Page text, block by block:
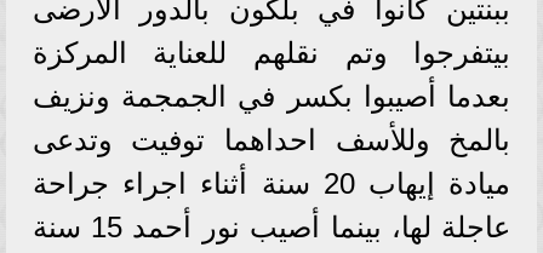
ببنتين كانوا في بلكون بالدور الأرضى
بيتفرجوا وتم نقلهم للعناية المركزة
بعدما أصيبوا بكسر في الجمجمة ونزيف
بالمخ وللأسف احداهما توفيت وتدعى
ميادة إيهاب 20 سنة أثناء اجراء جراحة
عاجلة لها، بينما أصيب نور أحمد 15 سنة